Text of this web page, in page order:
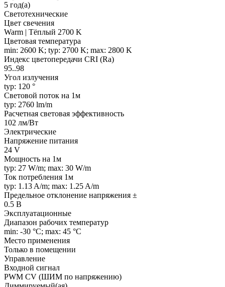
5 год(а)
Светотехнические
Цвет свечения
Warm | Тёплый 2700 K
Цветовая температура
min: 2600 K; typ: 2700 K; max: 2800 K
Индекс цветопередачи CRI (Ra)
95..98
Угол излучения
typ: 120 °
Световой поток на 1м
typ: 2760 lm/m
Расчетная световая эффективность
102 лм/Вт
Электрические
Напряжение питания
24 V
Мощность на 1м
typ: 27 W/m; max: 30 W/m
Ток потребления 1м
typ: 1.13 A/m; max: 1.25 A/m
Предельное отклонение напряжения ±
0.5 В
Эксплуатационные
Диапазон рабочих температур
min: -30 °C; max: 45 °C
Место применения
Только в помещении
Управление
Входной сигнал
PWM СV (ШИМ по напряжению)